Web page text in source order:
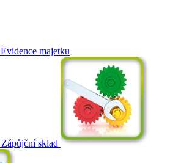
Evidence majetku
Zápůjční sklad